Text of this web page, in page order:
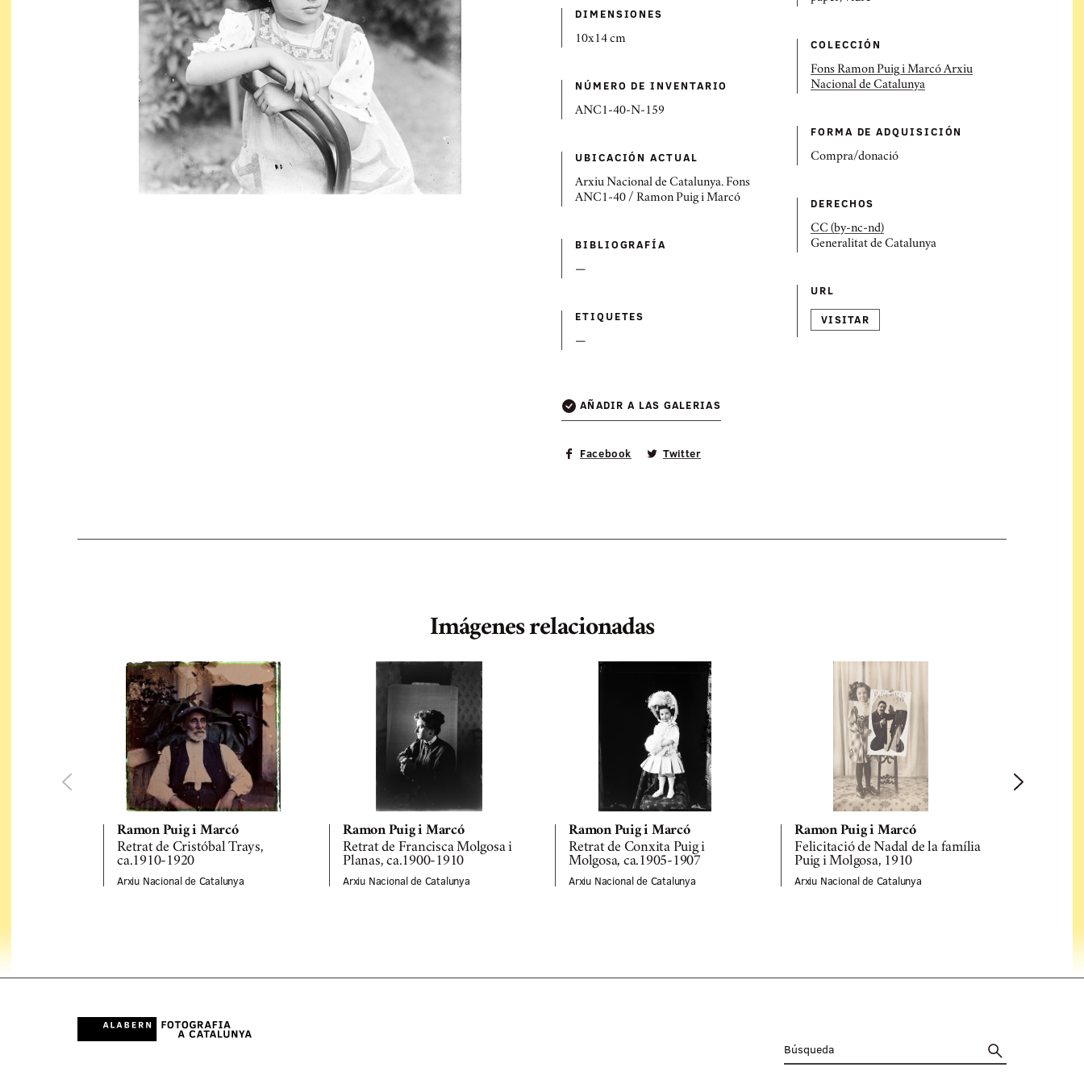
DIMENSIONES
10x14 cm COLECCIÓN
Fons Ramon Puig i Marcó Arxiu
Nacional de Catalunya
NÚMERO DE INVENTARIO
ANC1-40-N-159
FORMA DE ADQUISICIÓN
Compra/donació
UBICACIÓN ACTUAL
Arxiu Nacional de Catalunya. Fons
ANC1-40 / Ramon Puig i Marcó
DERECHOS
CC (by-nc-nd)
Generalitat de Catalunya
BIBLIOGRAFÍ­A
—
URL
VISITAR
ETIQUETES
—
AÑADIR A LAS GALERIAS
Facebook Twitter
Imágenes relacionadas
Ramon Puig i Marcó
Retrat de Cristóbal Trays,
ca.1910-1920
Arxiu Nacional de Catalunya
Ramon Puig i Marcó
Retrat de Francisca Molgosa i
Planas, ca.1900-1910
Arxiu Nacional de Catalunya
Ramon Puig i Marcó
Retrat de Conxita Puig i
Molgosa, ca.1905-1907
Arxiu Nacional de Catalunya
Ramon Puig i Marcó
Felicitació de Nadal de la família
Puig i Molgosa, 1910
Arxiu Nacional de Catalunya